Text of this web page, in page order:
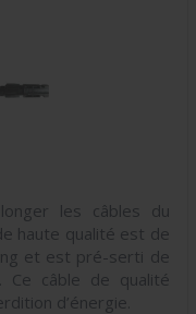
les câbles du
haute qualité est de
et est pré-serti de
Ce câble de qualité
d’énergie.